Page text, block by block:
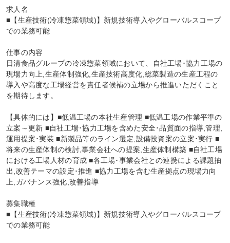
求人名
■【生産技術(冷凍惣菜領域)】新規技術導入やグローバルスコープ
での業務可能
仕事の内容
日清食品グループの冷凍惣菜領域において、自社工場･協力工場の
現場力向上,生産体制強化,生産技術高度化,総菜製造の生産工程の
導入や高度な工場経営を責任者候補の立場から推進いただくこと
を期待します。
【具体的には】■低温工場の本社生産管理 ■低温工場の作業平準の
立案～更新 ■自社工場･協力工場を含めた安全･品質面の指導,管理,
運用提案･実装 ■新製品等のライン選定,設備投資案の立案･実行 ■
将来の生産体制の検討,事業会社への提案,生産体制構築 ■自社工場
における工場人材の育成 ■各工場･事業会社との連携による課題抽
出,改善テーマの設定･推進 ■協力工場を含む生産拠点の現場力向
上,ガバナンス強化,改善指導
募集職種
■【生産技術(冷凍惣菜領域)】新規技術導入やグローバルスコープ
での業務可能